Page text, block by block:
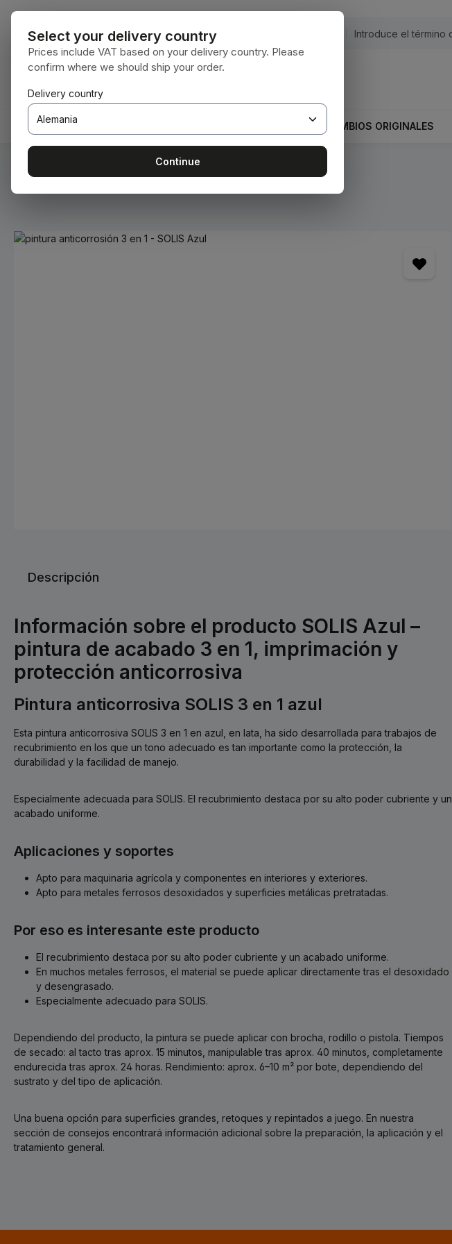
al contenido principal
Saltar a la búsqueda
Saltar a la navegación principal
INICIO RECAMBIOS ORIGINALES
Estás aquí:
Omitir galería de imágenes
Descripción
Información sobre el producto SOLIS Azul –
pintura de acabado 3 en 1, imprimación y
protección anticorrosiva
Pintura anticorrosiva SOLIS 3 en 1 azul
Esta pintura anticorrosiva SOLIS 3 en 1 en azul, en lata, ha sido desarrollada para trabajos de
recubrimiento en los que un tono adecuado es tan importante como la protección, la
durabilidad y la facilidad de manejo.
Especialmente adecuada para SOLIS. El recubrimiento destaca por su alto poder cubriente y un
acabado uniforme.
Aplicaciones y soportes
Apto para maquinaria agrícola y componentes en interiores y exteriores.
Apto para metales ferrosos desoxidados y superficies metálicas pretratadas.
Por eso es interesante este producto
El recubrimiento destaca por su alto poder cubriente y un acabado uniforme.
En muchos metales ferrosos, el material se puede aplicar directamente tras el desoxidado
y desengrasado.
Especialmente adecuado para SOLIS.
Dependiendo del producto, la pintura se puede aplicar con brocha, rodillo o pistola. Tiempos
de secado: al tacto tras aprox. 15 minutos, manipulable tras aprox. 40 minutos, completamente
endurecida tras aprox. 24 horas. Rendimiento: aprox. 6–10 m² por bote, dependiendo del
sustrato y del tipo de aplicación.
Una buena opción para superficies grandes, retoques y repintados a juego. En nuestra
sección de consejos encontrará información adicional sobre la preparación, la aplicación y el
tratamiento general.
Select your delivery country
Prices include VAT based on your delivery country. Please
confirm where we should ship your order.
Delivery country
Continue